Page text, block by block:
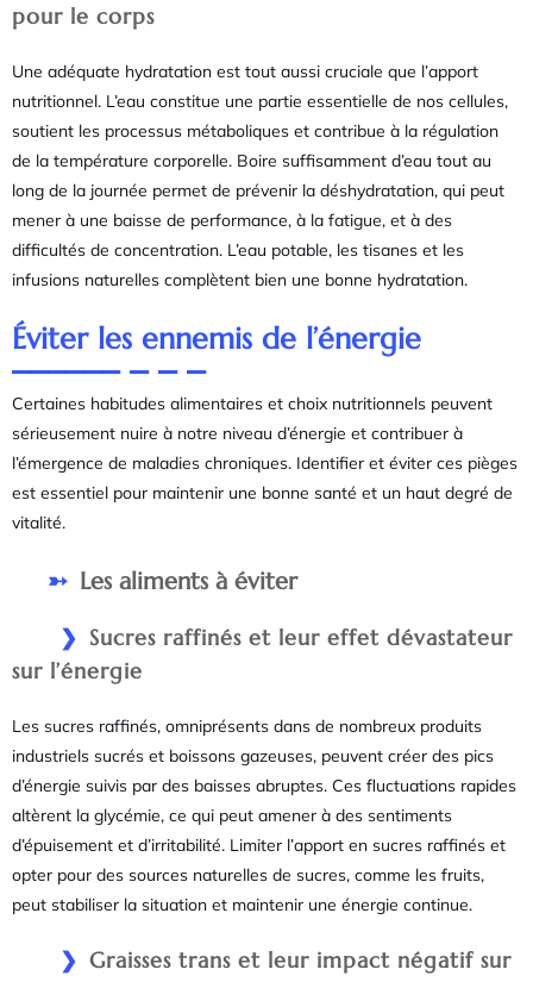
pour le corps
Une adéquate hydratation est tout aussi cruciale que l’apport
nutritionnel. L’eau constitue une partie essentielle de nos cellules,
soutient les processus métaboliques et contribue à la régulation
de la température corporelle. Boire suffisamment d’eau tout au
long de la journée permet de prévenir la déshydratation, qui peut
mener à une baisse de performance, à la fatigue, et à des
difficultés de concentration. L’eau potable, les tisanes et les
infusions naturelles complètent bien une bonne hydratation.
Éviter les ennemis de l’énergie
Certaines habitudes alimentaires et choix nutritionnels peuvent
sérieusement nuire à notre niveau d’énergie et contribuer à
l’émergence de maladies chroniques. Identifier et éviter ces pièges
est essentiel pour maintenir une bonne santé et un haut degré de
vitalité.
Les aliments à éviter
Sucres raffinés et leur effet dévastateur
sur l’énergie
Les sucres raffinés, omniprésents dans de nombreux produits
industriels sucrés et boissons gazeuses, peuvent créer des pics
d’énergie suivis par des baisses abruptes. Ces fluctuations rapides
altèrent la glycémie, ce qui peut amener à des sentiments
d’épuisement et d’irritabilité. Limiter l’apport en sucres raffinés et
opter pour des sources naturelles de sucres, comme les fruits,
peut stabiliser la situation et maintenir une énergie continue.
Graisses trans et leur impact négatif sur